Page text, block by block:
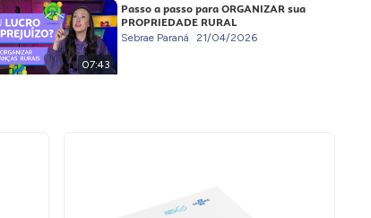
07:43
Passo a passo para ORGANIZAR sua
PROPRIEDADE RURAL
Sebrae Paraná 21/04/2026